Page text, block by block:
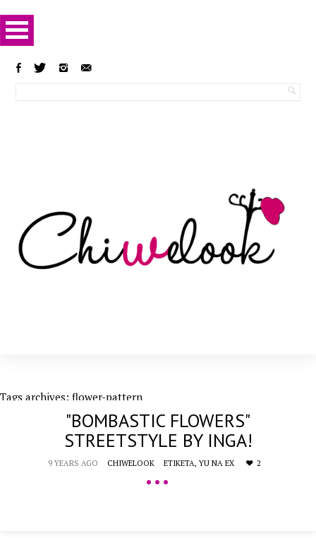
Tags archives: flower-pattern
"BOMBASTIC FLOWERS"
STREETSTYLE BY INGA!
9 YEARS AGO CHIWELOOK ETIKETA,YU NA EX 2
•••